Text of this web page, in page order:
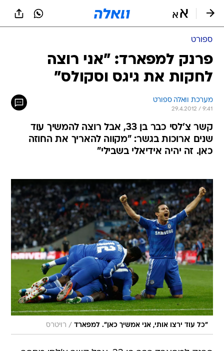
ספורט
פרנק למפארד: "אני רוצה
לחקות את גיגס וסקולס"
מערכת וואלה ספורט
29.4.2012 / 9:41
קשר צ'לסי כבר בן 33, אבל רוצה להמשיך עוד
שנים ארוכות בגשר: "מקווה להאריך את החוזה
כאן. זה יהיה אידיאלי בשבילי"
"כל עוד ירצו אותי, אני אמשיך כאן". למפארד / רויטרס